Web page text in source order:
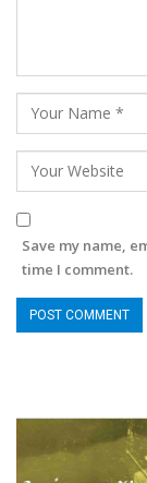
Save my name,
time I comment.